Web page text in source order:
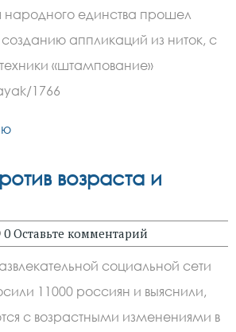
народного единства прошел
аппликаций из ниток, с
«штампование»
1766
возраста и
0 Оставьте комментарий
социальной сети
11000 россиян и выяснили,
с возрастными изменениями в